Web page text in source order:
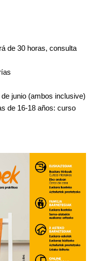
de 30 horas, consulta
junio (ambos inclusive)
de 16-18 años: curso